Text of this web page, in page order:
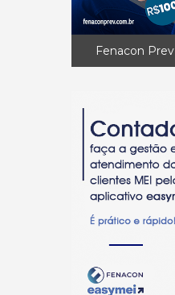
Fenacon Prev